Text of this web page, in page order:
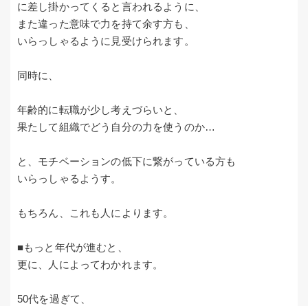
に差し掛かってくると言われるように、
また違った意味で力を持て余す方も、
いらっしゃるように見受けられます。
同時に、
年齢的に転職が少し考えづらいと、
果たして組織でどう自分の力を使うのか…
と、モチベーションの低下に繋がっている方も
いらっしゃるようす。
もちろん、これも人によります。
■もっと年代が進むと、
更に、人によってわかれます。
50代を過ぎて、